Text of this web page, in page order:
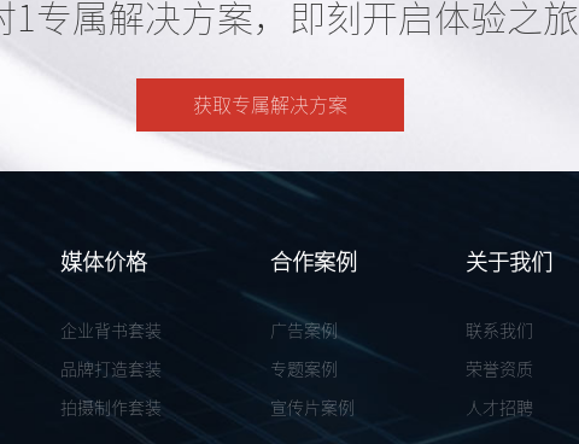
1专属解决方案，即刻开启体验之旅
获取专属解决方案
媒体价格
企业背书套装
品牌打造套装
拍摄制作套装
合作案例
广告案例
专题案例
宣传片案例
关于我们
联系我们
荣誉资质
人才招聘